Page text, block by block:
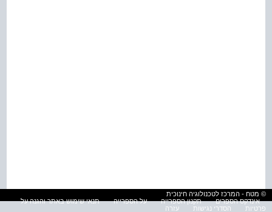
© מטח - המרכז לטכנולוגיה חינוכית
אינדקס הספרים
תקנון הספרייה על הספרייה
תנאי שימוש באתר והגנה על
פרטיות
הסדרי נגישות עזרה